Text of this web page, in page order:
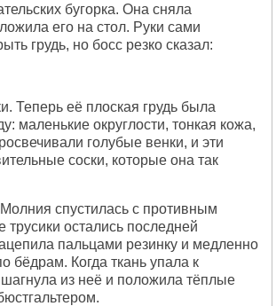
бугорка. Она сняла
его на стол. Руки сами
грудь, но босс резко сказал:
Теперь её плоская грудь была
маленькие округлости, тонкая кожа,
голубые венки, и эти
соски, которые она так
спустилась с противным
остались последней
пальцами резинку и медленно
бёдрам. Когда ткань упала к
из неё и положила тёплые